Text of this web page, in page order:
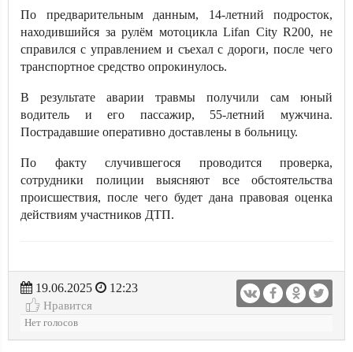
По предварительным данным, 14-летний подросток,
находившийся за рулём мотоцикла Lifan City R200, не
справился с управлением и съехал с дороги, после чего
транспортное средство опрокинулось.
В результате аварии травмы получили сам юный
водитель и его пассажир, 55-летний мужчина.
Пострадавшие оперативно доставлены в больницу.
По факту случившегося проводится проверка,
сотрудники полиции выясняют все обстоятельства
происшествия, после чего будет дана правовая оценка
действиям участников ДТП.
19.06.2025
12:23
Нравится
Нет голосов